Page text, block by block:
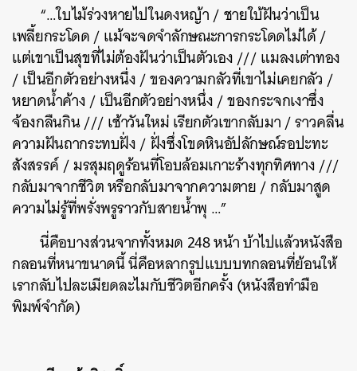
“…ใบไม้ร่วงหายไปในดงหญ้า / ชายใบ้ฝันว่าเป็น
เพลี้ยกระโดด / แม้จะจดจำลักษณะการกระโดดไม่ได้ /
แต่เขาเป็นสุขที่ไม่ต้องฝันว่าเป็นตัวเอง /// แมลงเต่าทอง
/ เป็นอีกตัวอย่างหนึ่ง / ของความกลัวที่เขาไม่เคยกลัว /
หยาดน้ำค้าง / เป็นอีกตัวอย่างหนึ่ง / ของกระจกเงาซึ่ง
จ้องกลืนกิน /// เช้าวันใหม่ เรียกตัวเขากลับมา / ราวคลื่น
ความฝันถากระทบฝั่ง / ฝั่งซึ่งโขดหินอัปลักษณ์รอปะทะ
สังสรรค์ / มรสุมฤดูร้อนที่โอบล้อมเกาะร้างทุกทิศทาง ///
กลับมาจากชีวิต หรือกลับมาจากความตาย / กลับมาสูด
ความไม่รู้ที่พรั่งพรูราวกับสายน้ำพุ …”
นี่คือบางส่วนจากทั้งหมด 248 หน้า บ้าไปแล้วหนังสือ
กลอนที่หนาขนาดนี้ นี่คือหลากรูปแบบบทกลอนที่ย้อนให้
เรากลับไปละเมียดละไมกับชีวิตอีกครั้ง (หนังสือทำมือ
พิมพ์จำกัด)